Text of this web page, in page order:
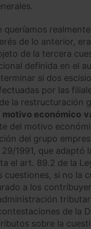
queríamos
de lo anterior,
de la tercera
definida en el
si dos
por las
la restructuración
motivo económico
del motivo
del grupo
1991, que adaptó
el art. 89.2 de la
cuestiones, si no la
a los
de la
sobre la